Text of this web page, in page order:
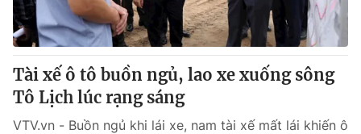
Thị trường
Tư vấn
Lịch phát sóng
Chuyên mục khác
Emagazine Podcast
Tài xế ô tô buồn ngủ, lao xe xuống sông
Tô Lịch lúc rạng sáng
VTV.vn - Buồn ngủ khi lái xe, nam tài xế mất lái khiến ô